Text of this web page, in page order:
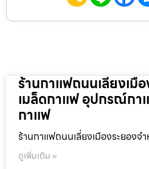
ร้านกาแฟถนนเลี่ยงเมื
เมล็ดกาแฟ อุปกรณ์กา
กาแฟ
ร้านกาแฟถนนเลี่ยงเมืองระยองจ
ดูเพิ่มเติม »